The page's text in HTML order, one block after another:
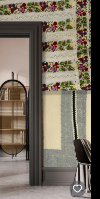
aceste avantaje,
a face față umezelii și
curăță rapid și nu rețin
o bucătărie impecabilă
găsești modele care au
îmbină funcționalitatea cu
care pot înveseli orice
pe
transformi pereții în
florale sau abstracte,
mobilierul și
cu adevărat special. Ai
și de a da naștere
tot timpul. De
aplică cu ușurință, fiind
din această încăpere.